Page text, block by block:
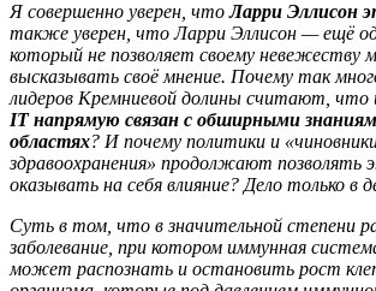
Я совершенно уверен, чтоЛарри Эллисон
также уверен, что Ларри Эллисон — ещё
который не позволяет своему невежеству
высказывать своё мнение. Почему так
лидеров Кремниевой долины считают, что
IT напрямую связан с обширными
областях? И почему политики и
здравоохранения» продолжают позволять
оказывать на себя влияние? Дело только в
Суть в том, что в значительной степени
заболевание, при котором иммунная
может распознать и остановить рост